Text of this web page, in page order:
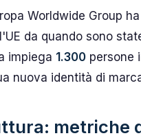
Worldwide Group
da quando sono
impiega 1.300 persone
nuova identità di
metriche